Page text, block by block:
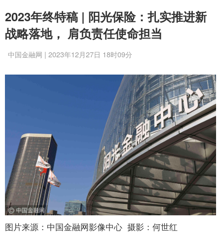
2023年终特稿 | 阳光保险：扎实推进新
战略落地， 肩负责任使命担当
中国金融网 | 2023年12月27日 18时09分
图片来源：中国金融网影像中心 摄影：何世红